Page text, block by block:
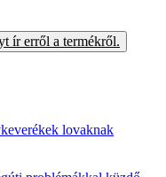
ír erről a termékről.
lovaknak